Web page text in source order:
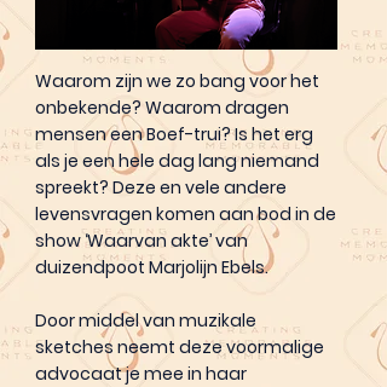
Waarom zijn we zo bang voor het
onbekende? Waarom dragen
mensen een Boef-trui? Is het erg
als je een hele dag lang niemand
spreekt? Deze en vele andere
levensvragen komen aan bod in de
show ‘Waarvan akte’ van
duizendpoot Marjolijn Ebels.
Door middel van muzikale
sketches neemt deze voormalige
advocaat je mee in haar